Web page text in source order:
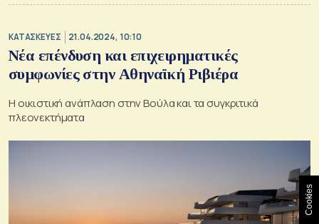
ΚΑΤΑΣΚΕΥΕΣ 21.04.2024, 10:10
Νέα επένδυση και επιχειρηματικές
συμφωνίες στην Αθηναϊκή Ριβιέρα
Η οικιστική ανάπλαση στην Βούλα και τα συγκριτικά
πλεονεκτήματα
Cookies